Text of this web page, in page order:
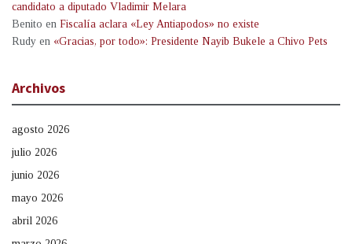
candidato a diputado Vladimir Melara
Benito en Fiscalía aclara «Ley Antiapodos» no existe
Rudy en «Gracias, por todo»: Presidente Nayib Bukele a Chivo Pets
Archivos
agosto 2026
julio 2026
junio 2026
mayo 2026
abril 2026